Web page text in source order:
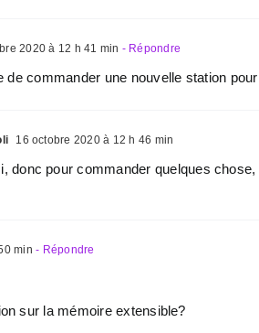
2020 à 12 h 41 min - Répondre
de commander une nouvelle station
16 octobre 2020 à 12 h 46 min
donc pour commander quelques
min - Répondre
sur la mémoire extensible?